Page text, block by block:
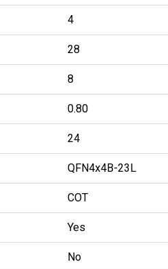
4
28
8
0.80
24
QFN4x4B-23L
COT
Yes
No